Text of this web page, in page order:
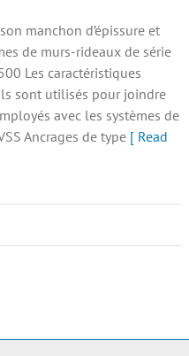
manchon d’épissure et
de murs-rideaux de série
Les caractéristiques
sont utilisés pour joindre
avec les systèmes de
Ancrages de type [ Read